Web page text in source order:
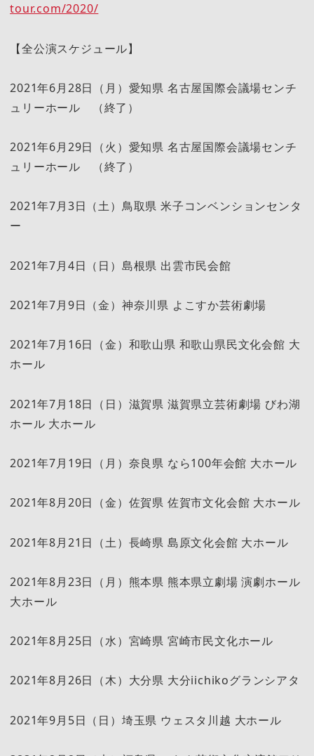
tour.com/2020/
【全公演スケジュール】
2021年6月28日（月）愛知県 名古屋国際会議場センチ
ュリーホール （終了）
2021年6月29日（火）愛知県 名古屋国際会議場センチ
ュリーホール （終了）
2021年7月3日（土）鳥取県 米子コンベンションセンタ
ー
2021年7月4日（日）島根県 出雲市民会館
2021年7月9日（金）神奈川県 よこすか芸術劇場
2021年7月16日（金）和歌山県 和歌山県民文化会館 大
ホール
2021年7月18日（日）滋賀県 滋賀県立芸術劇場 びわ湖
ホール 大ホール
2021年7月19日（月）奈良県 なら100年会館 大ホール
2021年8月20日（金）佐賀県 佐賀市文化会館 大ホール
2021年8月21日（土）長崎県 島原文化会館 大ホール
2021年8月23日（月）熊本県 熊本県立劇場 演劇ホール
大ホール
2021年8月25日（水）宮崎県 宮崎市民文化ホール
2021年8月26日（木）大分県 大分iichikoグランシアタ
2021年9月5日（日）埼玉県 ウェスタ川越 大ホール